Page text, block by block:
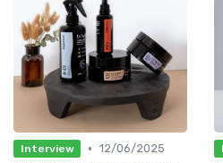
Interview • 12/06/2025